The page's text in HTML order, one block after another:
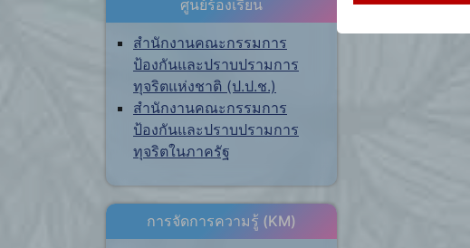
ศูนย์ร้องเรียน
สำนักงานคณะกรรมการ
ป้องกันและปราบปรามการ
ทุจริตแห่งชาติ (ป.ป.ช.)
สำนักงานคณะกรรมการ
ป้องกันและปราบปรามการ
ทุจริตในภาครัฐ
การจัดการความรู้ (KM)